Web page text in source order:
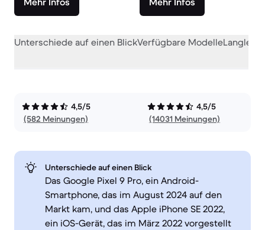
Unterschiede auf einen BlickVerfügbare Modelle
4,5/5
(582 Meinungen)
4,5/5
(14031 Meinungen)
Unterschiede auf einen Blick
Das Google Pixel 9 Pro, ein Android-
Smartphone, das im August 2024 auf den
Markt kam, und das Apple iPhone SE 2022,
ein iOS-Gerät, das im März 2022 vorgestellt